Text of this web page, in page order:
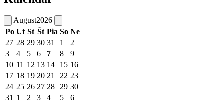
August2026
Po Ut St Št Pia So Ne
27 28 29 30 31 1
2
3
4 5 6 7 8
9
10 11 12 13 14 15 16
17 18 19 20 21 22 23
24 25 26 27 28 29 30
31 1 2 3 4 5 6